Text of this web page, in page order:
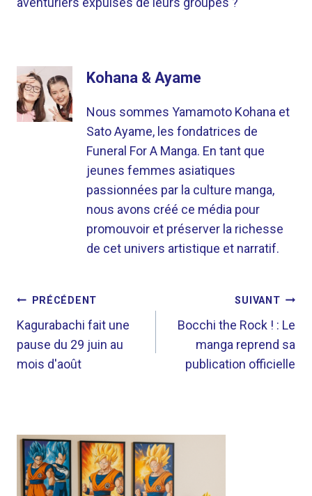
Kohana & Ayame
Nous sommes Yamamoto Kohana et
Sato Ayame, les fondatrices de
Funeral For A Manga. En tant que
jeunes femmes asiatiques
passionnées par la culture manga,
nous avons créé ce média pour
promouvoir et préserver la richesse
de cet univers artistique et narratif.
NAVIGATION
DE
L’ARTICLE
PRÉCÉDENT
Kagurabachi fait une
pause du 29 juin au
mois d'août
SUIVANT
Bocchi the Rock ! : Le
manga reprend sa
publication officielle